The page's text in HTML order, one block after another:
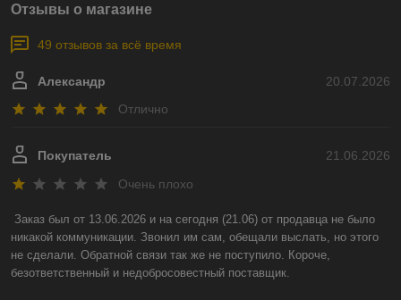
Отзывы о магазине
49 отзывов за всё время
20.07.2026
Александр
Отлично
21.06.2026
Покупатель
Очень плохо
Заказ был от 13.06.2026 и на сегодня (21.06) от продавца не было
никакой коммуникации. Звонил им сам, обещали выслать, но этого
не сделали. Обратной связи так же не поступило. Короче,
безответственный и недобросовестный поставщик.